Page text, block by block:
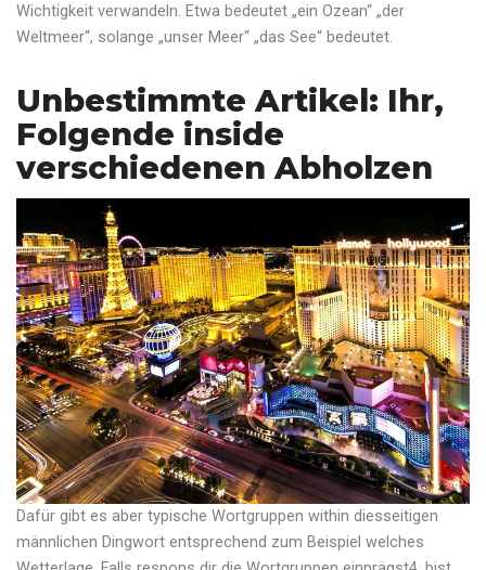
Wichtigkeit verwandeln. Etwa bedeutet „ein Ozean“ „der
Weltmeer“, solange „unser Meer“ „das See“ bedeutet.
Unbestimmte Artikel: Ihr,
Folgende inside
verschiedenen Abholzen
Dafür gibt es aber typische Wortgruppen within diesseitigen
männlichen Dingwort entsprechend zum Beispiel welches